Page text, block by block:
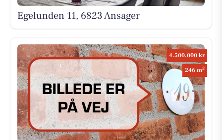
Egelunden 11, 6823 Ansager
4.500.000 kr
246 m2